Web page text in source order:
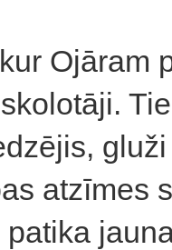
Ojāram
atzīmes